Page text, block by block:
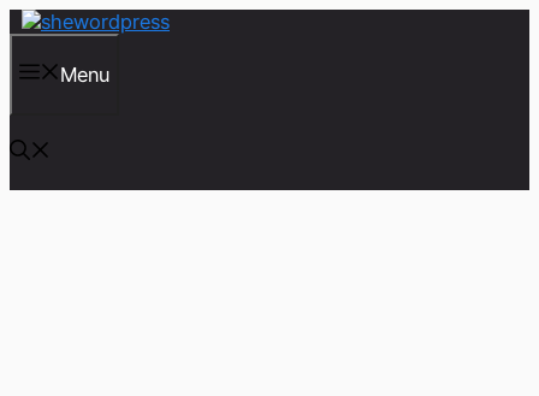
컨
츠
건
너
뛰
기
Menu